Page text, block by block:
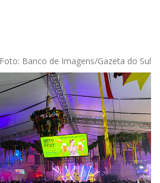
Foto: Banco de Imagens/Gazeta do Sul